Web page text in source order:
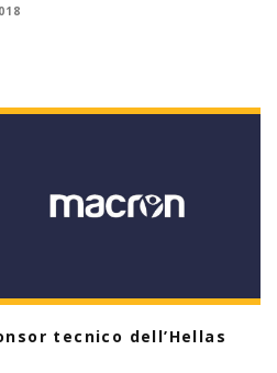
tecnico dell’Hellas